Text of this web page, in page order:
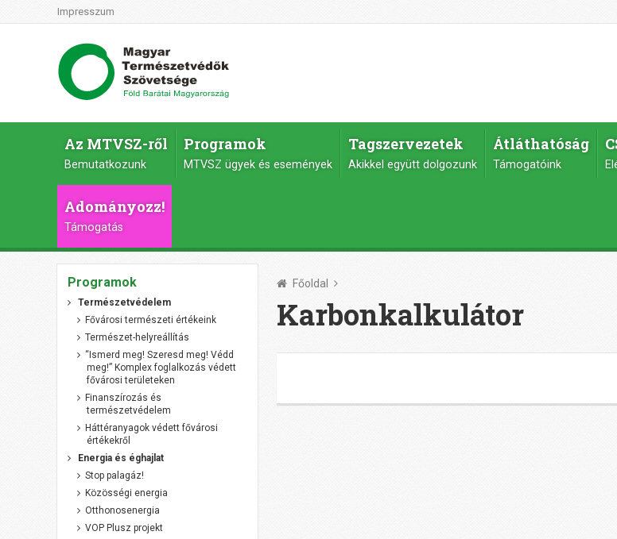
Impresszum
Az MTVSZ-ről
Bemutatkozunk
Programok
MTVSZ ügyek és események
Tagszervezetek
Akikkel együtt dolgozunk
Átláthatóság
Támogatóink
Adományozz!
Támogatás
Főoldal
Karbonkalkulátor
Programok
Természetvédelem
Fővárosi természeti értékeink
Természet-helyreállítás
“Ismerd meg! Szeresd meg! Védd
meg!” Komplex foglalkozás védett
fővárosi területeken
Finanszírozás és
természetvédelem
Háttéranyagok védett fővárosi
értékekről
Energia és éghajlat
Stop palagáz!
Közösségi energia
Otthonosenergia
VOP Plusz projekt